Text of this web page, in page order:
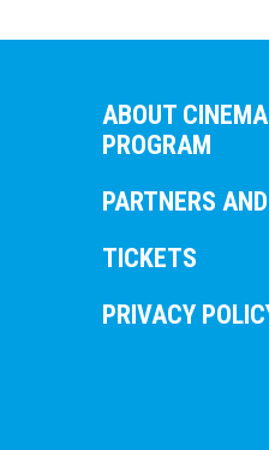
ABOUT
PROGRAM
PARTNERS
TICKETS
PRIVACY